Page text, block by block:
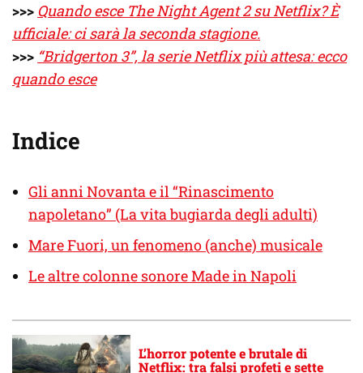
>>> Quando esce The Night Agent 2 su Netflix? È
ufficiale: ci sarà la seconda stagione.
>>> “Bridgerton 3”, la serie Netflix più attesa: ecco
quando esce
Indice
Gli anni Novanta e il “Rinascimento
napoletano” (La vita bugiarda degli adulti)
Mare Fuori, un fenomeno (anche) musicale
Le altre colonne sonore Made in Napoli
L’horror potente e brutale di
Netflix: tra falsi profeti e sette